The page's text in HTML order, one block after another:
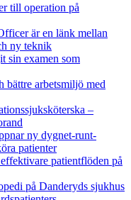
till operation på
är en länk mellan
ny teknik
sin examen som
bättre arbetsmiljö med
–
ny dygnet-runt-
patienter
patientflöden på
på Danderyds sjukhus